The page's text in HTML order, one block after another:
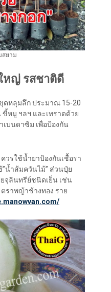
สยาม
หญ่ รสชาติดี
ดหลุมลึก ประมาณ 15-20
ขี้หมู ฯลฯ และเทราดด้วย
เบนดาซิม เพื่อป้องกัน
วรใช้น้ำยาป้องกันเชื้อรา
น้ำส้มควันไม้” ส่วนปุ๋ย
จุลินทรีย์ชนิดเย็น เช่น
ราพญ้าช้างทอง ราย